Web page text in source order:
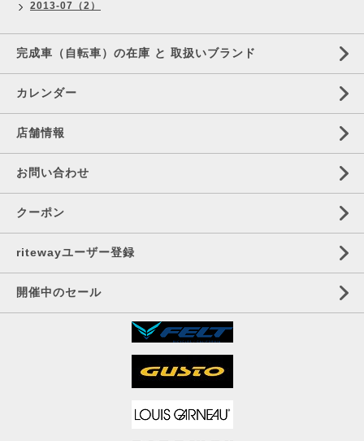
2013-07（2）
完成車（自転車）の在庫 と 取扱いブランド
カレンダー
店舗情報
お問い合わせ
クーポン
ritewayユーザー登録
開催中のセール